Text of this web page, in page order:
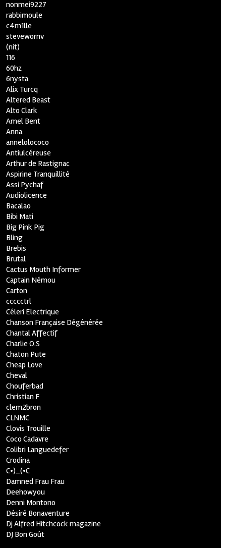
nonmei9227
rabbimoule
c4m1lle
stevewornv
(nit)
116
60hz
6nysta
Alix Turcq
Altered Beast
Alto Clark
Amel Bent
Anna
annelolococo
Antiulcéreuse
Arthur de Rastignac
Aspirine Tranquillité
Assi Pychaf
Audiolicence
Bacalao
Bibi Mati
Big Pink Pig
Bling
Brebis
Brutal
Cactus Mouth Informer
Captain Némou
Carton
ccccctrl
Céleri Electrique
Chanson Française Dégénérée
Chantal Affectif
Charlie O.S
Chaton Pute
Cheap Love
Cheval
Chouferbad
Christian F
clem2bron
CLNMC
Clovis Trouille
Coco Cadavre
Colibri Languedefer
Crodina
C•)_(•C
Damned Frau Frau
Deehowyou
Denni Montono
Désiré Bonaventure
Dj Alfred Hitchcock magazine
DJ Bon Goût